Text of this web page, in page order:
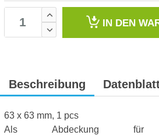
IN DEN
Beschreibung
63 x 63 mm, 1 pcs
Als Abdeckung für